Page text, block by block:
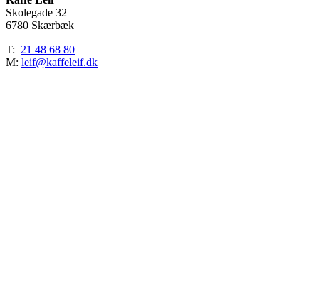
nature
i
birketræ
(Ps.
á
1000
Skolegade 32
6780 Skærbæk
T: 21 48 68 80
M: leif@kaffeleif.dk